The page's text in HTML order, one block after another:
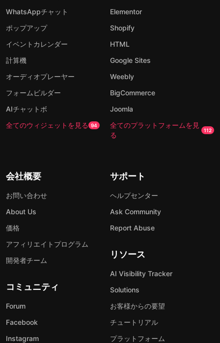
WhatsAppチャット
ポップアップ
イベントカレンダー
計算機
オーディオプレーヤー
フォームビルダー
AIチャットボ
全てのウィジェットを見る 94
Elementor
Shopify
HTML
Google Sites
Weebly
BigCommerce
Joomla
全てのプラットフォームを見
る
112
会社概要
お問い合わせ
About Us
価格
アフィリエイトプログラム
開発者チーム
コミュニティ
Forum
Facebook
Instagram
サポート
ヘルプセンター
Ask Community
Report Abuse
リソース
AI Visibility Tracker
Solutions
お客様からの要望
チュートリアル
プラットフォーム